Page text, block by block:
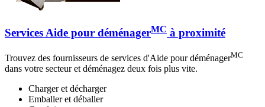
Services Aide pour déménagerMC à proximité
Trouvez des fournisseurs de services d'Aide pour déménagerMC
dans votre secteur et déménagez deux fois plus vite.
Charger et décharger
Emballer et déballer